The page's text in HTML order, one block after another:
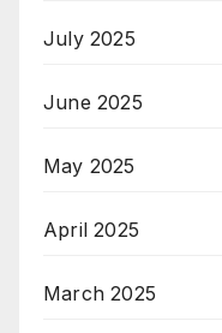
July 2025
June 2025
May 2025
April 2025
March 2025